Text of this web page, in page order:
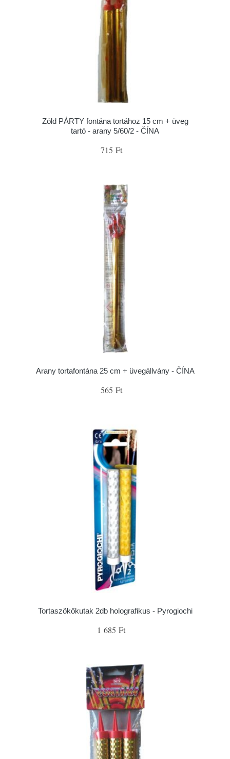
Zöld PÁRTY fontána tortához 15 cm + üveg
tartó - arany 5/60/2 - ČÍNA
715 Ft
Arany tortafontána 25 cm + üvegállvány - ČÍNA
565 Ft
Tortaszökőkutak 2db holografikus - Pyrogiochi
1 685 Ft